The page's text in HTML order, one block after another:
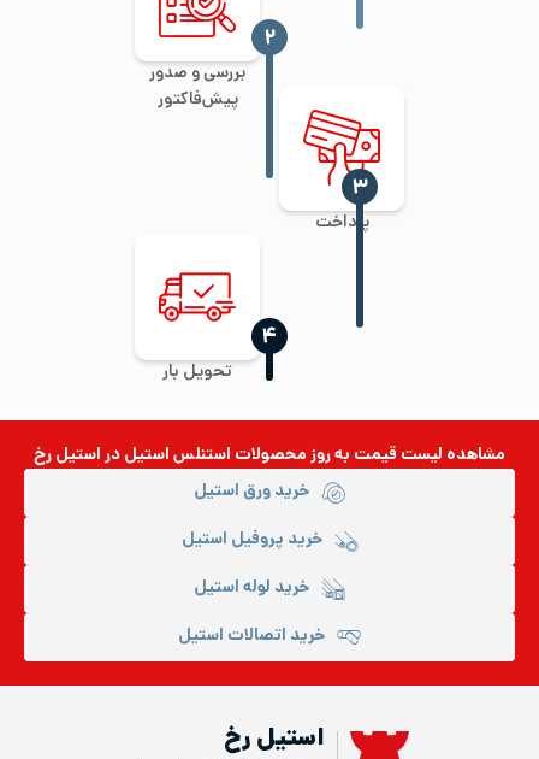
بررسی و صدور
پیش‌فاکتور
‍۲
پرداخت
‍۳
تحویل بار
‍۴
مشاهده لیست قیمت به روزمحصولات استنلس استیلدر استیل رخ
خرید ورق استیل
خرید پروفیل استیل
خرید لوله استیل
خرید اتصالات استیل
استیل رخ